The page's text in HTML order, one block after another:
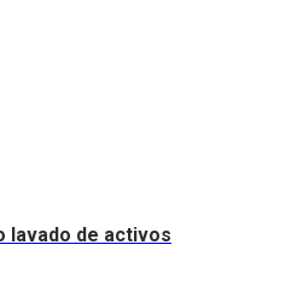
lavado de activos